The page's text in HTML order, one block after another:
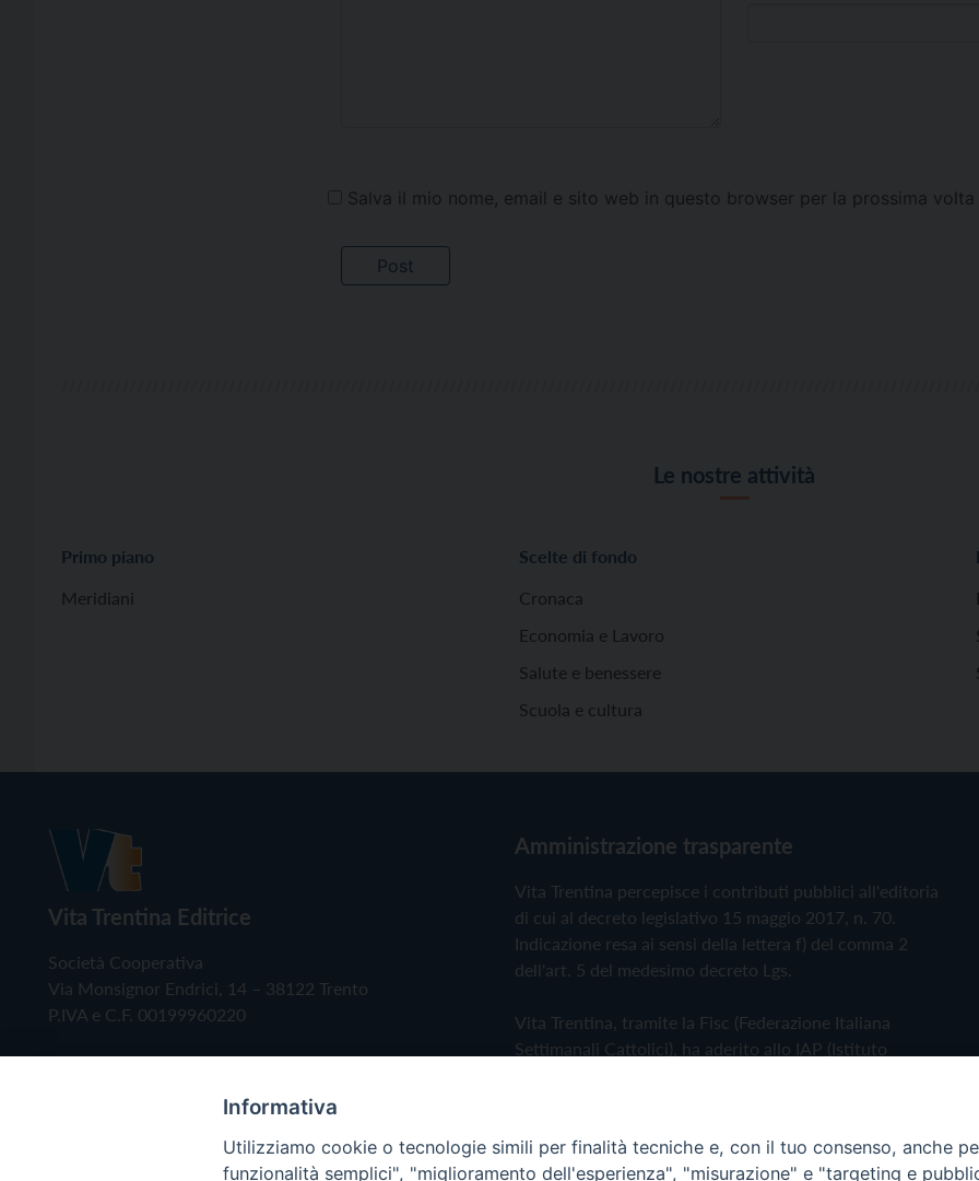
Salva il mio nome, email e sito web in questo browser per la prossima
Le nostre attività
Primo piano
Meridiani
Scelte di fondo
Cronaca
Economia e Lavoro
Salute e benessere
Scuola e cultura
Vita Trentina Editrice
Società Cooperativa
Via Monsignor Endrici, 14 – 38122 Trento
P.IVA e C.F. 00199960220
Amministrazione trasparente
Vita Trentina percepisce i contributi pubblici all'editoria
di cui al decreto legislativo 15 maggio 2017, n. 70.
Indicazione resa ai sensi della lettera f) del comma 2
dell'art. 5 del medesimo decreto Lgs.
Vita Trentina, tramite la Fisc (Federazione Italiana
Settimanali Cattolici), ha aderito allo IAP (Istituto
Privacy Policy Cookie Policy
Informativa
Utilizziamo cookie o tecnologie simili per finalità tecniche e, con il tuo consenso, anche
funzionalità semplici", "miglioramento dell'esperienza", "misurazione" e "targeting e